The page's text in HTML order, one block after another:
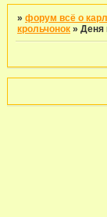
»форум всё о
крольчонок »Деня